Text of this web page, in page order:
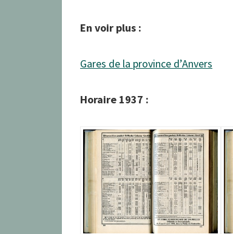
En voir plus :
Gares de la province d’Anvers
Horaire 1937 :